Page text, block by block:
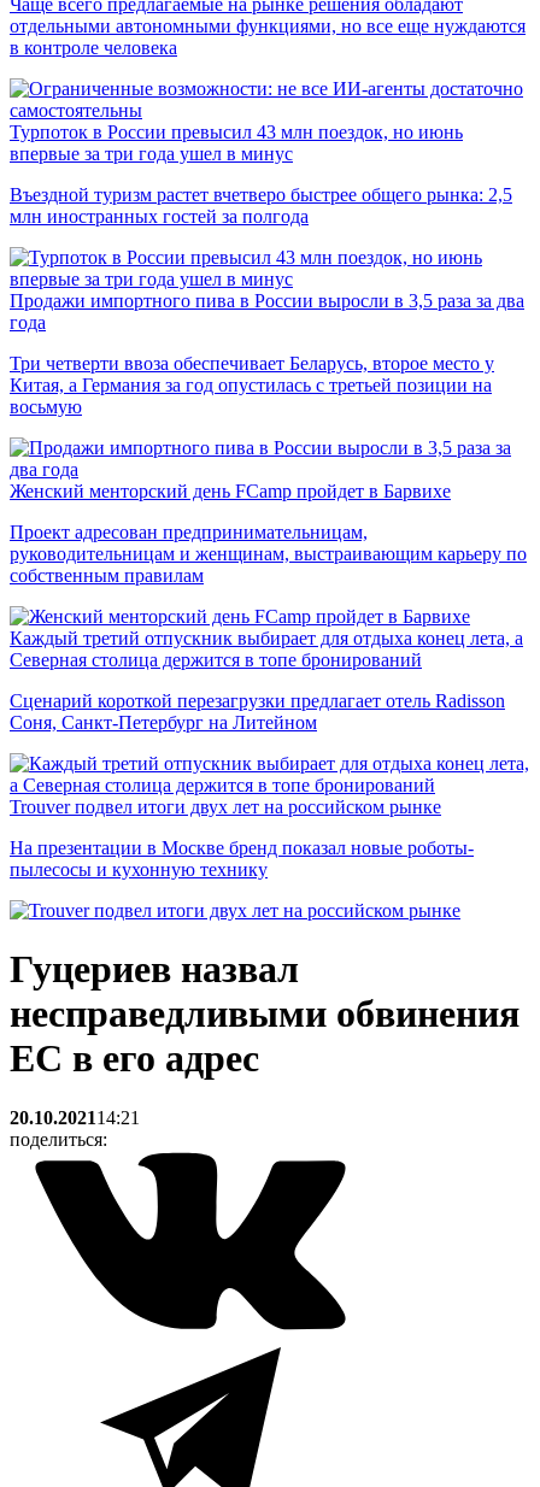
Чаще всего предлагаемые на рынке решения обладают
отдельными автономными функциями, но все еще нуждаются
в контроле человека
Турпоток в России превысил 43 млн поездок, но июнь
впервые за три года ушел в минус
Въездной туризм растет вчетверо быстрее общего рынка: 2,5
млн иностранных гостей за полгода
Продажи импортного пива в России выросли в 3,5 раза за два
года
Три четверти ввоза обеспечивает Беларусь, второе место у
Китая, а Германия за год опустилась с третьей позиции на
восьмую
Женский менторский день FCamp пройдет в Барвихе
Проект адресован предпринимательницам,
руководительницам и женщинам, выстраивающим карьеру по
собственным правилам
Каждый третий отпускник выбирает для отдыха конец лета, а
Северная столица держится в топе бронирований
Сценарий короткой перезагрузки предлагает отель Radisson
Соня, Санкт-Петербург на Литейном
Trouver подвел итоги двух лет на российском рынке
На презентации в Москве бренд показал новые роботы-
пылесосы и кухонную технику
Гуцериев назвал
несправедливыми обвинения
ЕС в его адрес
20.10.202114:21
поделиться: